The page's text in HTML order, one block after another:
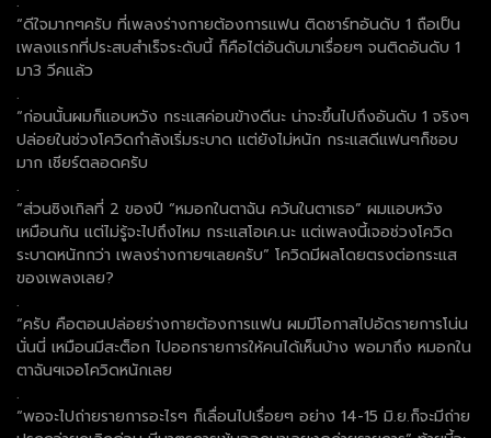
“ดีใจมากๆครับ ที่เพลงร่างกายต้องการแฟน ติดชาร์ทอันดับ 1 ถือเป็น
เพลงแรกที่ประสบสำเร็จระดับนี้ ก็คือไต่อันดับมาเรื่อยๆ จนติดอันดับ 1
มา3 วีคแล้ว
.
“ก่อนนั้นผมก็แอบหวัง กระแสค่อนข้างดีนะ น่าจะขึ้นไปถึงอันดับ 1 จริงๆ
ปล่อยในช่วงโควิดกำลังเริ่มระบาด แต่ยังไม่หนัก กระแสดีแฟนๆก็ชอบ
มาก เชียร์ตลอดครับ
.
“ส่วนซิงเกิลที่ 2 ของปี “หมอกในตาฉัน ควันในตาเธอ” ผมแอบหวัง
เหมือนกัน แต่ไม่รู้จะไปถึงไหม กระแสโอเค.นะ แต่เพลงนี้เจอช่วงโควิด
ระบาดหนักกว่า เพลงร่างกายฯเลยครับ” โควิดมีผลโดยตรงต่อกระแส
ของเพลงเลย?
.
“ครับ คือตอนปล่อยร่างกายต้องการแฟน ผมมีโอกาสไปอัดรายการโน่น
นั่นนี่ เหมือนมีสะต็อก ไปออกรายการให้คนได้เห็นบ้าง พอมาถึง หมอกใน
ตาฉันฯเจอโควิดหนักเลย
.
“พอจะไปถ่ายรายการอะไรๆ ก็เลื่อนไปเรื่อยๆ อย่าง 14-15 มิ.ย.ก็จะมีถ่าย